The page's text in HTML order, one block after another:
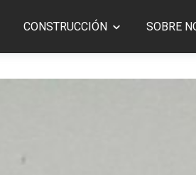
CONSTRUCCIÓN SOBRE